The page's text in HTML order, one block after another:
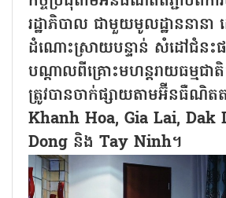
រដ្ឋាភិបាល ជាមួយមូលដ្ឋាននានា
ដំណោះស្រាយបន្ទាន់ សំដៅជំនះ
បណ្តាលពីគ្រោះមហន្តរាយធម្មជា
ត្រូវបានចាក់ផ្សាយតាមអ៊ីនធឺណិតត
Khanh Hoa, Gia Lai, Dak
Dong និង Tay Ninh។